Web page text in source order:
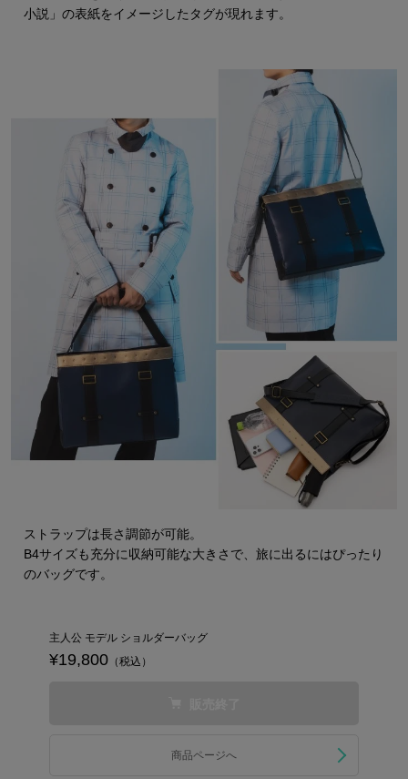
小説」の表紙をイメージしたタグが現れます。
ストラップは長さ調節が可能。
B4サイズも充分に収納可能な大きさで、旅に出るにはぴったり
のバッグです。
主人公 モデル ショルダーバッグ
¥19,800 （税込）
商品ページへ